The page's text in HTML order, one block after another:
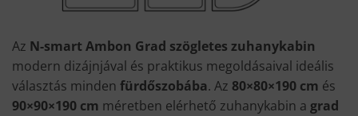
Az N-smart Ambon Grad szögletes zuhanykabin
modern dizájnjával és praktikus megoldásaival ideális
választás minden fürdőszobába. Az 80×80×190 cm és
90×90×190 cm méretben elérhető zuhanykabin a grad